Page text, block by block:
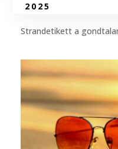
2025
Strandetikett a